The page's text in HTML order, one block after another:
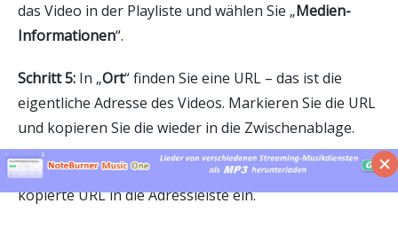
das Video in der Playliste und wählen Sie „Medien-
Informationen“.
Schritt 5: In „Ort“ finden Sie eine URL – das ist die
eigentliche Adresse des Videos. Markieren Sie die URL
und kopieren Sie die wieder in die Zwischenablage.
Schritt 6:Wechseln Sie zum Browser und fügen Sie die
kopierte URL in die Adressleiste ein.